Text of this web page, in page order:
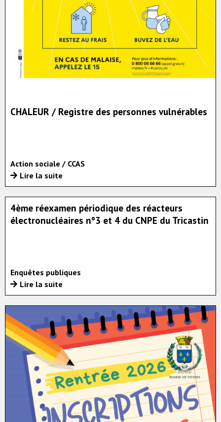
CHALEUR / Registre des personnes vulnérables
Action sociale / CCAS
Lire la suite
4ème réexamen périodique des réacteurs
électronucléaires n°3 et 4 du CNPE du Tricastin
Enquêtes publiques
Lire la suite